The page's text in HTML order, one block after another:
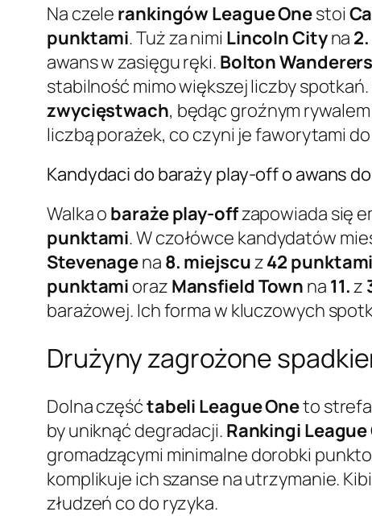
Na czele rankingów League Onestoi
punktami. Tuż za nimi Lincoln Cityna
awans w zasięgu ręki. Bolton Wanderers
stabilność mimo większej liczby spotkań.
zwycięstwach, będąc groźnym
liczbą porażek, co czyni je faworytami
Kandydaci do baraży play-off o awans
Walka o baraże play-offzapowiada się
punktami. W czołówce kandydatów
Stevenagena 8. miejscuz42 punktami
punktami oraz Mansfield Town na 11.z
barażowej. Ich forma w kluczowych
Drużyny zagrożone
Dolna częśćtabeli League Oneto
by uniknąć degradacji. Rankingi League
gromadzącymi minimalne dorobki
komplikuje ich szanse na utrzymanie.
złudzeń co do ryzyka.